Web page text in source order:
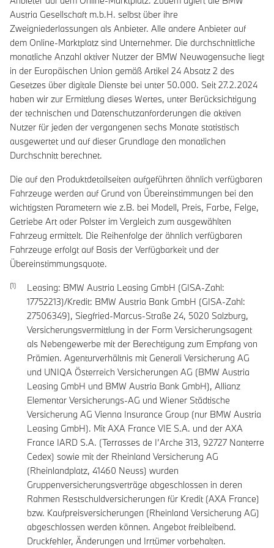
Austria Gesellschaft m.b.H. selbst über ihre
Zweigniederlassungen als Anbieter. Alle andere Anbieter auf
dem Online-Marktplatz sind Unternehmer. Die durchschnittliche
monatliche Anzahl aktiver Nutzer der BMW Neuwagensuche liegt
in der Europäischen Union gemäß Artikel 24 Absatz 2 des
Gesetzes über digitale Dienste bei unter 50.000. Seit 27.2.2024
haben wir zur Ermittlung dieses Wertes, unter Berücksichtigung
der technischen und Datenschutzanforderungen die aktiven
Nutzer für jeden der vergangenen sechs Monate statistisch
ausgewertet und auf dieser Grundlage den monatlichen
Durchschnitt berechnet.
Die auf den Produktdetailseiten aufgeführten ähnlich verfügbaren
Fahrzeuge werden auf Grund von Übereinstimmungen bei den
wichtigsten Parametern wie z.B. bei Modell, Preis, Farbe, Felge,
Getriebe Art oder Polster im Vergleich zum ausgewählten
Fahrzeug ermittelt. Die Reihenfolge der ähnlich verfügbaren
Fahrzeuge erfolgt auf Basis der Verfügbarkeit und der
Übereinstimmungsquote.
Leasing: BMW Austria Leasing GmbH (GISA-Zahl:
17752213)/Kredit: BMW Austria Bank GmbH (GISA-Zahl:
27506349), Siegfried-Marcus-Straße 24, 5020 Salzburg,
Versicherungsvermittlung in der Form Versicherungsagent
als Nebengewerbe mit der Berechtigung zum Empfang von
Prämien. Agenturverhältnis mit Generali Versicherung AG
und UNIQA Österreich Versicherungen AG (BMW Austria
Leasing GmbH und BMW Austria Bank GmbH), Allianz
Elementar Versicherungs-AG und Wiener Städtische
Versicherung AG Vienna Insurance Group (nur BMW Austria
Leasing GmbH). Mit AXA France VIE S.A. und der AXA
France IARD S.A. (Terrasses de I’Arche 313, 92727 Nanterre
Cedex) sowie mit der Rheinland Versicherung AG
(Rheinlandplatz, 41460 Neuss) wurden
Gruppenversicherungsverträge abgeschlossen in deren
Rahmen Restschuldversicherungen für Kredit (AXA France)
bzw. Kaufpreisversicherungen (Rheinland Versicherung AG)
abgeschlossen werden können. Angebot freibleibend.
Druckfehler, Änderungen und Irrtümer vorbehalten.